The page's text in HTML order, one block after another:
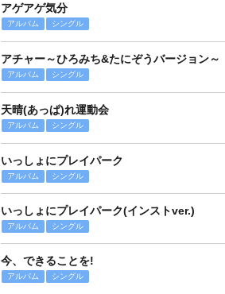
アゲアゲ気分
アルバム シングル
アチャー～ひろみち&たにぞうバージョン～
アルバム シングル
天晴(あっぱ)れ運動会
アルバム シングル
いっしょにプレイパーク
アルバム シングル
いっしょにプレイパーク(インストver.)
アルバム シングル
今、できることを!
アルバム シングル